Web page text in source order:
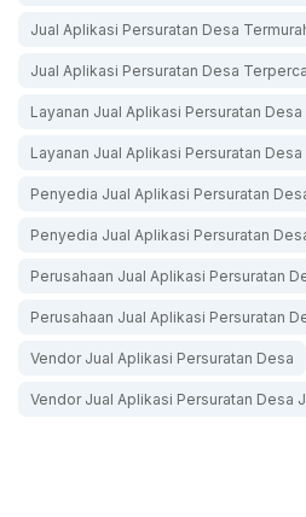
Jual Aplikasi Persuratan Desa
Jual Aplikasi Persuratan Desa
Layanan Jual Aplikasi Persuratan Desa
Layanan Jual Aplikasi Persuratan Desa
Penyedia Jual Aplikasi Persuratan
Penyedia Jual Aplikasi Persuratan
Perusahaan Jual Aplikasi Persuratan
Perusahaan Jual Aplikasi Persuratan
Vendor Jual Aplikasi Persuratan Desa
Vendor Jual Aplikasi Persuratan Desa